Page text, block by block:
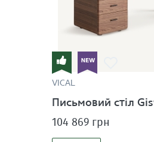
VICAL
Письмовий стіл
104 869 грн